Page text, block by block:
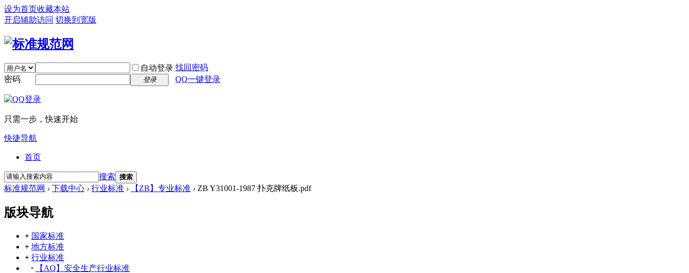
设为首页收藏本站
开启辅助访问 切换到宽版
自动登录 找回密码
密码
登录 QQ一键登录
只需一步，快速开始
快捷导航
首页
搜索 搜索
标准规范网 › 下载中心 › 行业标准 › 【ZB】专业标准 › ZB Y31001-1987 扑克牌纸板.pdf
版块导航
+ 国家标准
+ 地方标准
+ 行业标准
·
【AQ】安全生产行业标准